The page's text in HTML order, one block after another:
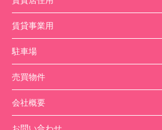
賃貸事業用
駐車場
売買物件
会社概要